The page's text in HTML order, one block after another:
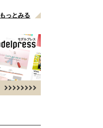
もっとみる